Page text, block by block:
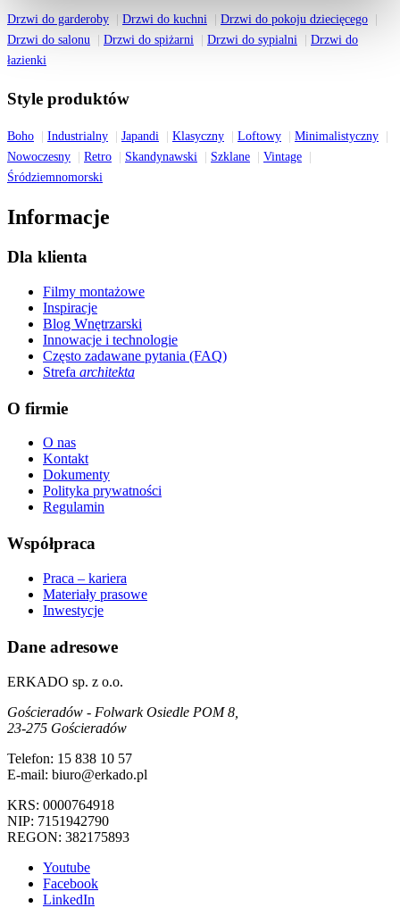
Drzwi do garderoby Drzwi do kuchni
Drzwi do pokoju dziecięcego
Drzwi do salonu
Drzwi do spiżarni Drzwi do sypialni
Drzwi do
łazienki
Style produktów
Boho Industrialny Japandi Klasyczny Loftowy
Minimalistyczny
Nowoczesny
Retro Skandynawski Szklane
Vintage
Śródziemnomorski
Informacje
Dla klienta
Filmy montażowe
Inspiracje
Blog Wnętrzarski
Innowacje i technologie
Często zadawane pytania (FAQ)
Strefa architekta
O firmie
O nas
Kontakt
Dokumenty
Polityka prywatności
Regulamin
Współpraca
Praca – kariera
Materiały prasowe
Inwestycje
Dane adresowe
ERKADO sp. z o.o.
Gościeradów - Folwark Osiedle POM 8,
23-275 Gościeradów
Telefon: 15 838 10 57
E-mail: biuro@erkado.pl
KRS: 0000764918
NIP: 7151942790
REGON: 382175893
Youtube
Facebook
LinkedIn